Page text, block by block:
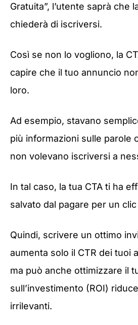
Gratuita”, l’utente saprà che
chiederà di iscriversi.
Così se non lo vogliono, la
capire che il tuo annuncio
loro.
Ad esempio, stavano
più informazioni sulle parole
non volevano iscriversi a
In tal caso, la tua CTA ti ha
salvato dal pagare per un
Quindi, scrivere un ottimo
aumenta solo il CTR dei tuoi
ma può anche ottimizzare il
sull’investimento (ROI)
irrilevanti.